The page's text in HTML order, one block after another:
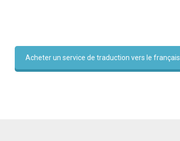
Acheter un service de traduction vers le français